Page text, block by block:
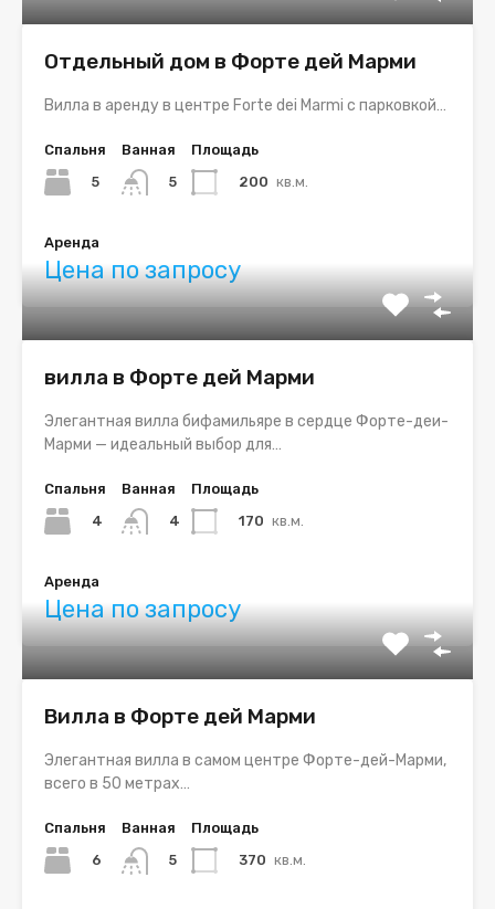
Отдельный дом в Форте дей Марми
Вилла в аренду в центре Forte dei Marmi с парковкой…
Спальня
5
Ванная
5
Площадь
200 кв.м.
Аренда
Цена по запросу
вилла в Форте дей Марми
Элегантная вилла бифамильяре в сердце Форте-деи-
Марми — идеальный выбор для…
Спальня
4
Ванная
4
Площадь
170 кв.м.
Аренда
Цена по запросу
Вилла в Форте дей Марми
Элегантная вилла в самом центре Форте-дей-Марми,
всего в 50 метрах…
Спальня
6
Ванная
5
Площадь
370 кв.м.